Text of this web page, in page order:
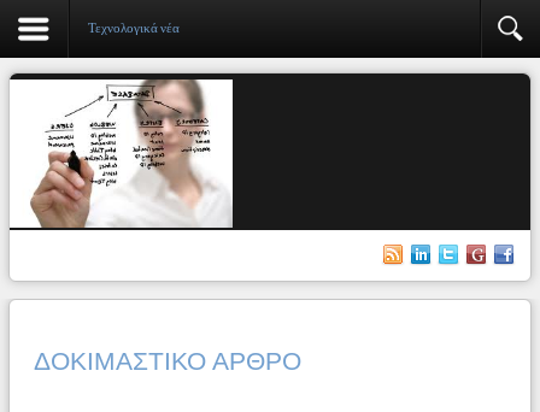
Τεχνολογικά νέα
ΔΟΚΙΜΑΣΤΙΚΌ ΆΡΘΡΟ